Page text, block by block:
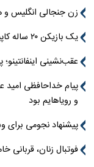
زن جنجالی انگلیس و
یک بازیکن ۲۰ ساله کاپیتان جدید استقلال
عقب‌نشینی
پیام خداحافظی امید
و رویاهایم بود
پیشنهاد نجومی
فوتبال زنان،